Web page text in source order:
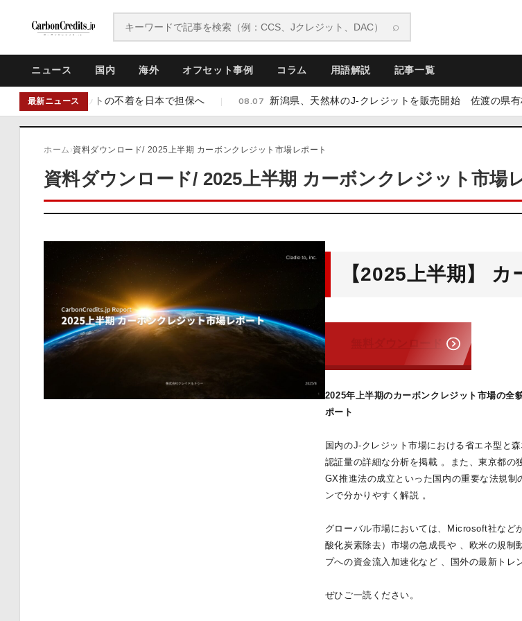
⌕
ニュース 国内 海外 オフセット事例 コラム 用語解説 記事一覧
最新ニュース
前払いクレジットの不着を日本で担保へ 08.07 新潟県、天然林のJ-クレジットを販売開始 佐渡の県有林
ホーム ›資料ダウンロード/ 2025上半期 カーボンクレジット市場レポート
資料ダウンロード/ 2025上半期 カーボンクレジット市場
【2025上半期】
2025年上半期のカーボンクレジット市場の全
ポート
国内のJ-クレジット市場における省エネ型と森
認証量の詳細な分析を掲載 。また、東京都の
GX推進法の成立といった国内の重要な法規制
ンで分かりやすく解説 。
グローバル市場においては、Microsoft社など
酸化炭素除去）市場の急成長や 、欧米の規制
プへの資金流入加速化など 、国外の最新トレ
ぜひご一読ください。